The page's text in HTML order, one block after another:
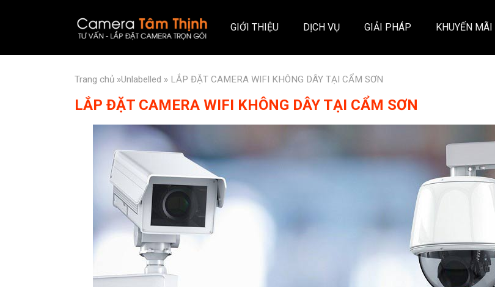
GIỚI THIỆU DỊCH VỤ GIẢI PHÁP KHUYẾN MÃI
Trang chủ »Unlabelled » LẮP ĐẶT CAMERA WIFI KHÔNG DÂY TẠI CẨM SƠN
LẮP ĐẶT CAMERA WIFI KHÔNG DÂY TẠI CẨM SƠN